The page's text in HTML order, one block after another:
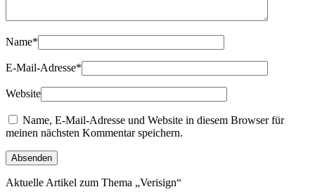
Name*
E-Mail-Adresse*
Website
Name, E-Mail-Adresse und Website in diesem Browser für
meinen nächsten Kommentar speichern.
Aktuelle Artikel zum Thema „Verisign“